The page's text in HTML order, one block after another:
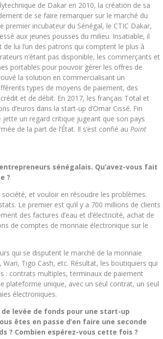
de Dakar en 2010, la création de sa
de se faire remarquer sur le marché du
incubateur du Sénégal, le CTIC Dakar,
aux jeunes pousses du milieu. Insatiable, il
lui l’un des patrons qui comptent le plus à
n’étant pas disponible, les commerçants et
portables pour pouvoir gérer les offres de
la solution en commercialisant un
types de moyens de paiement, des
et de débit. En 2017, les français Total et
d’euros dans la start-up d’Omar Cissé. Fin
un regard critique jugeant que son pays
de la part de l’État. Il s’est confié au Point
sénégalais. Qu’avez-vous fait
?
et vouloir en résoudre les problèmes.
Le premier est qu’il y a 700 millions de clients
des factures d’eau et d’électricité, achat de
de comptes de monnaie électronique sur le
qui se disputent le marché de la monnaie
Tigo Cash, etc. Résultat, les boutiquiers qui
: contrats multiples, terminaux de paiement
plateforme unique, avec un seul contrat, un seul
électroniques.
levée de fonds pour une start-up
êtes en passe d’en faire une seconde
? Combien espérez-vous cette fois ?